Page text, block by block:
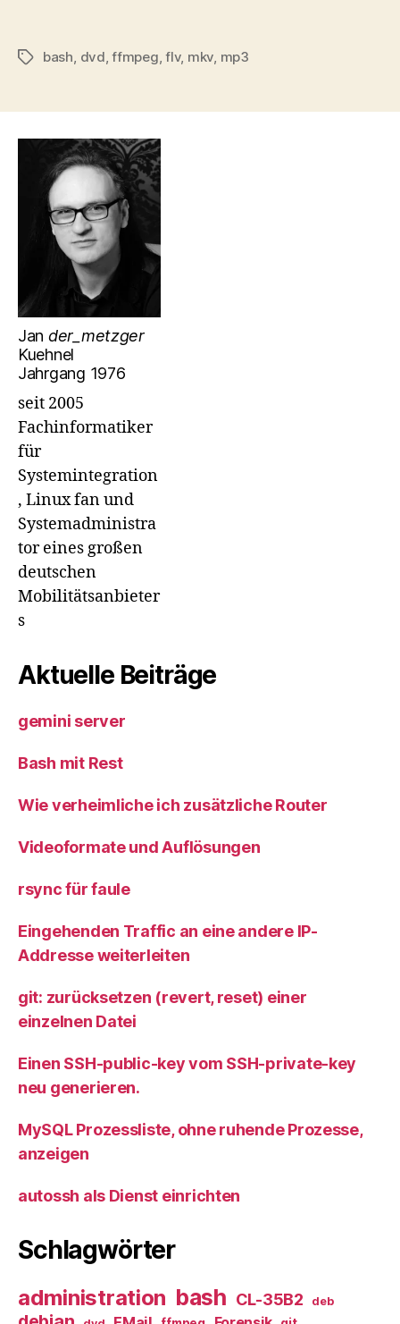
Schlagwörter
bash, dvd,ffmpeg,flv, mkv, mp3
Jan der_metzger
Kuehnel
Jahrgang 1976
seit 2005
Fachinformatiker
für
Systemintegration
, Linux fan und
Systemadministra
tor eines großen
deutschen
Mobilitätsanbieter
s
Aktuelle Beiträge
gemini server
Bash mit Rest
Wie verheimliche ich zusätzliche Router
Videoformate und Auflösungen
rsync für faule
Eingehenden Traffic an eine andere IP-
Addresse weiterleiten
git: zurücksetzen (revert, reset) einer
einzelnen Datei
Einen SSH-public-key vom SSH-private-key
neu generieren.
MySQL Prozessliste, ohne ruhende Prozesse,
anzeigen
autossh als Dienst einrichten
Schlagwörter
administration bash CL-35B2 deb